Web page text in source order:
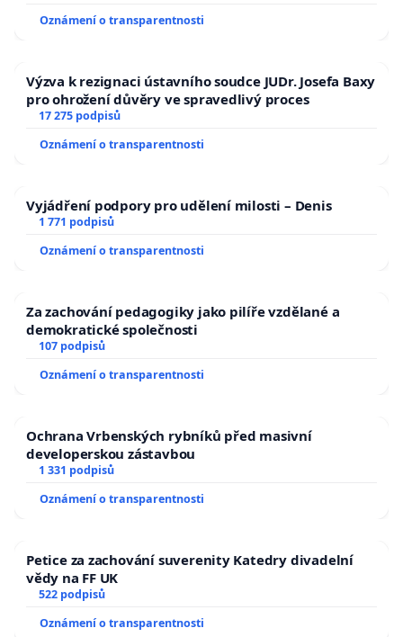
Oznámení o transparentnosti
Výzva k rezignaci ústavního soudce JUDr. Josefa Baxy
pro ohrožení důvěry ve spravedlivý proces
17 275 podpisů
Oznámení o transparentnosti
Vyjádření podpory pro udělení milosti – Denis
1 771 podpisů
Oznámení o transparentnosti
Za zachování pedagogiky jako pilíře vzdělané a
demokratické společnosti
107 podpisů
Oznámení o transparentnosti
Ochrana Vrbenských rybníků před masivní
developerskou zástavbou
1 331 podpisů
Oznámení o transparentnosti
Petice za zachování suverenity Katedry divadelní
vědy na FF UK
522 podpisů
Oznámení o transparentnosti